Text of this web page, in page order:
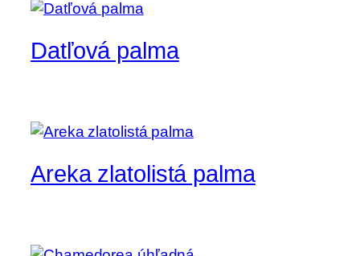
Datľová palma
Areka zlatolistá palma